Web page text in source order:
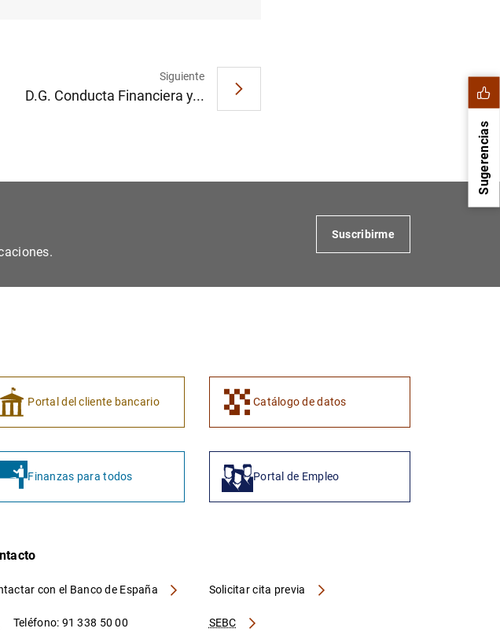
Siguiente
D.G. Conducta Financiera y...
Sugerencias
Suscribirme
Portal del cliente bancario Catálogo de datos
Finanzas para todos Portal de Empleo
con el Banco de España
SEBC
Solicitar cita previa
Teléfono: 91 338 50 00